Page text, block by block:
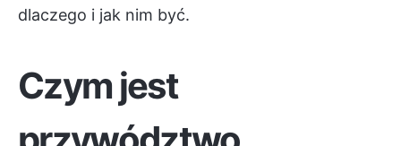
dlaczego i jak nim być.
Czym jest